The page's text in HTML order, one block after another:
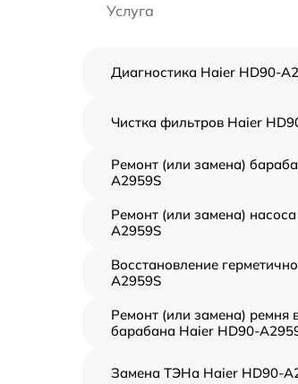
Услуга
Диагностика Haier HD90-
Чистка фильтров Haier
Ремонт (или замена)
A2959S
Ремонт (или замена)
A2959S
Восстановление
A2959S
Ремонт (или замена) ремня
барабана Haier HD90-
Замена ТЭНа Haier HD90-